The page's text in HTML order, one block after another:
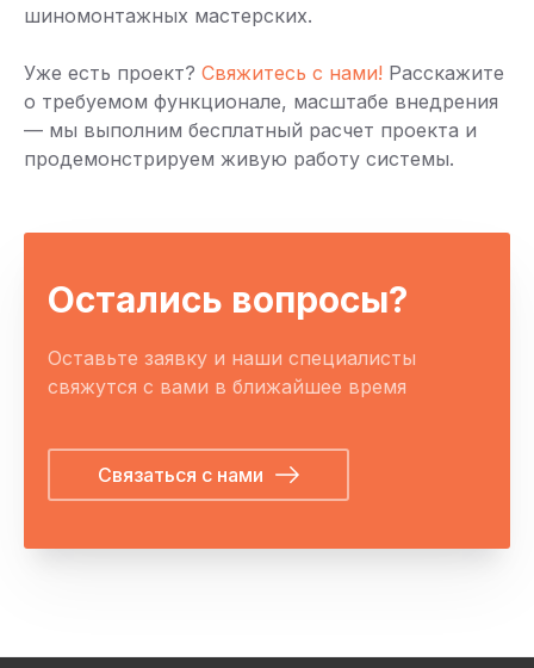
шиномонтажных мастерских.
Уже есть проект? Свяжитесь с нами! Расскажите
о требуемом функционале, масштабе внедрения
— мы выполним бесплатный расчет проекта и
продемонстрируем живую работу системы.
Остались вопросы?
Оставьте заявку и наши специалисты
свяжутся с вами в ближайшее время
Связаться с нами